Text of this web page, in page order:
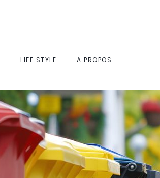
LIFE STYLE A PROPOS